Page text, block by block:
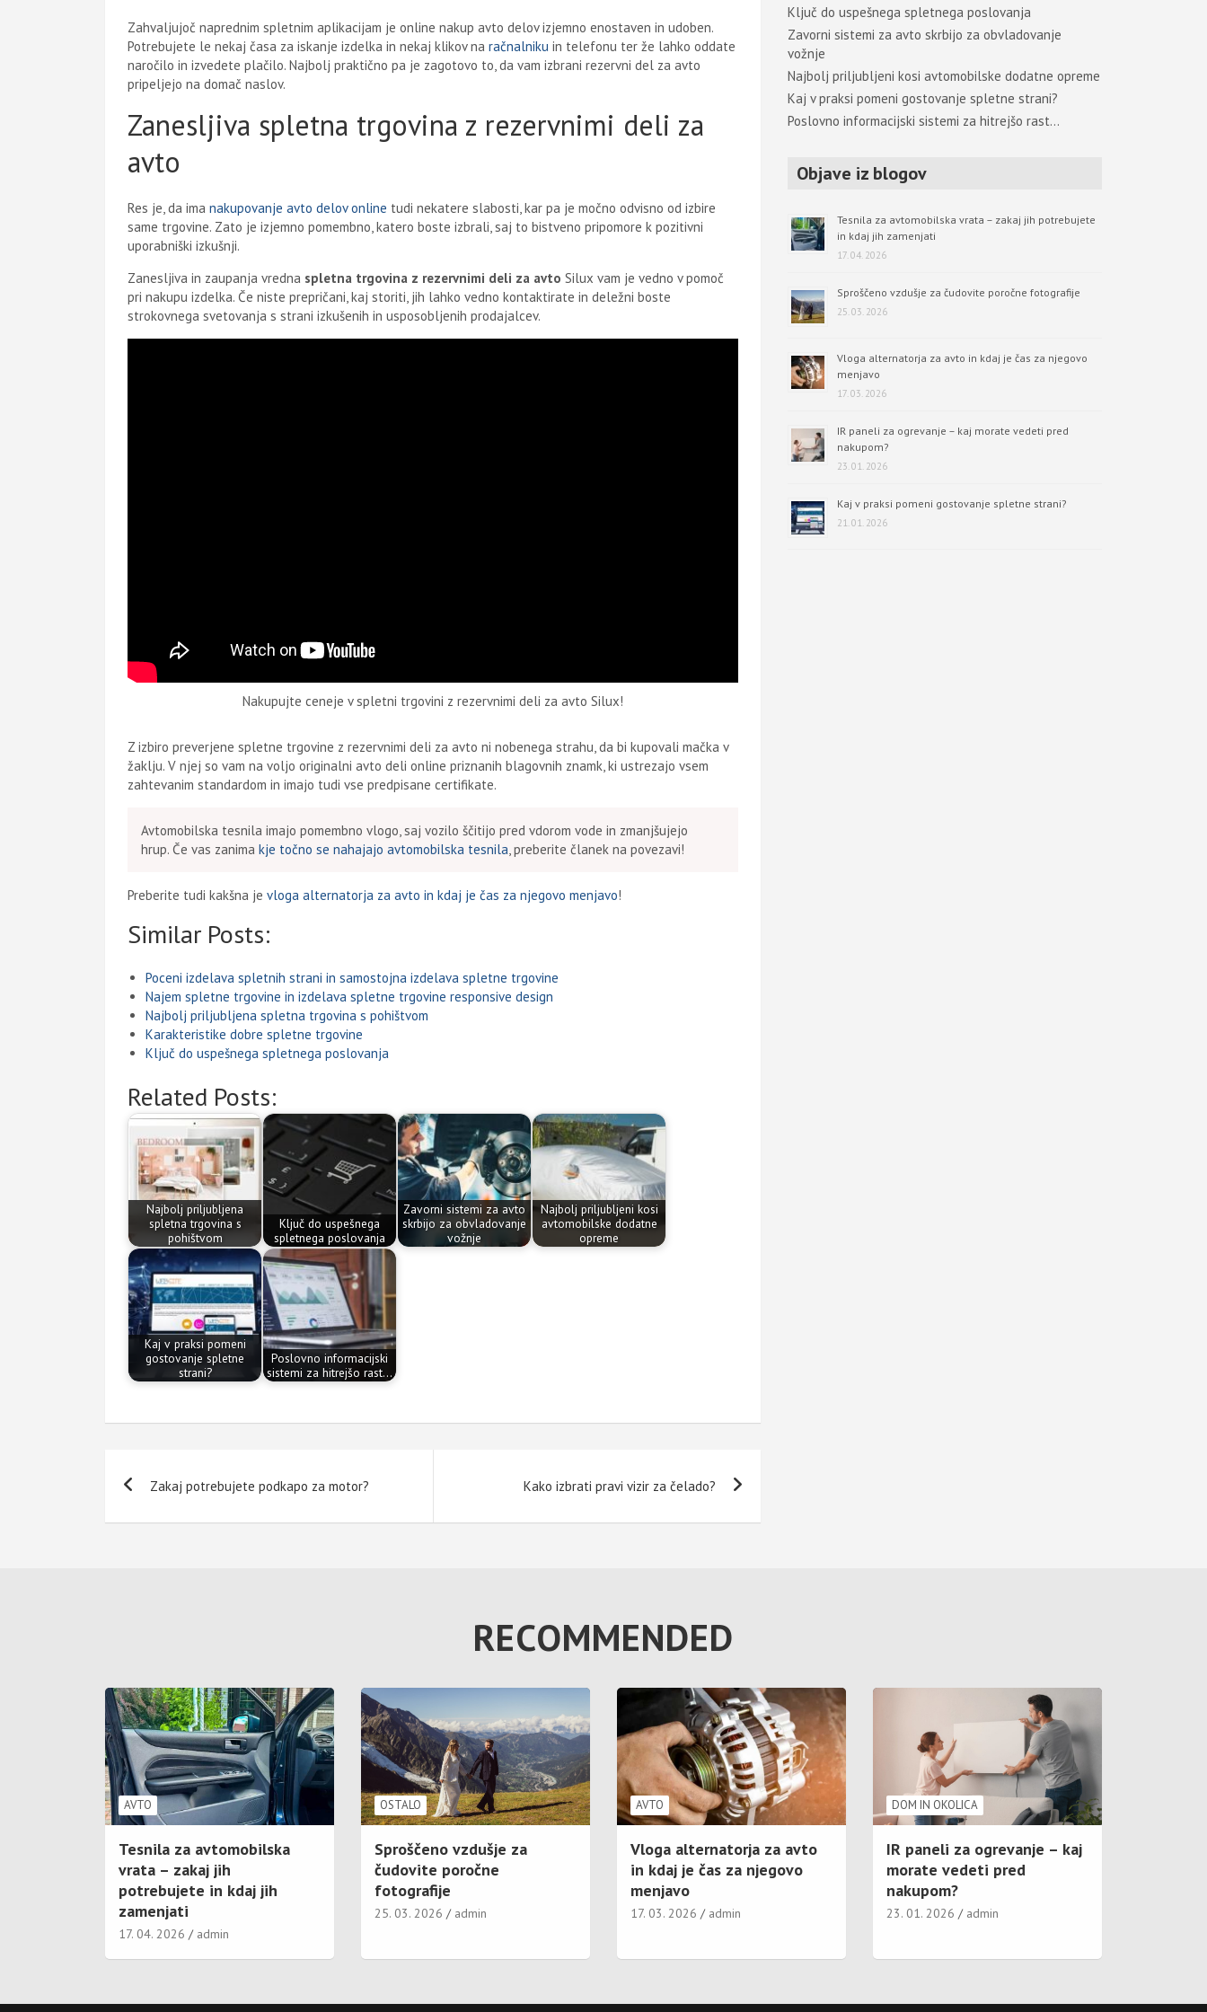
Zahvaljujoč naprednim spletnim aplikacijam je online nakup avto delov izjemno enostaven in udoben.
Potrebujete le nekaj časa za iskanje izdelka in nekaj klikov na račnalniku in telefonu ter že lahko oddate
naročilo in izvedete plačilo. Najbolj praktično pa je zagotovo to, da vam izbrani rezervni del za avto
pripeljejo na domač naslov.
Zanesljiva spletna trgovina z rezervnimi deli za
avto
Res je, da ima nakupovanje avto delov online tudi nekatere slabosti, kar pa je močno odvisno od izbire
same trgovine. Zato je izjemno pomembno, katero boste izbrali, saj to bistveno pripomore k pozitivni
uporabniški izkušnji.
Zanesljiva in zaupanja vredna spletna trgovina z rezervnimi deli za avto Silux vam je vedno v pomoč
pri nakupu izdelka. Če niste prepričani, kaj storiti, jih lahko vedno kontaktirate in deležni boste
strokovnega svetovanja s strani izkušenih in usposobljenih prodajalcev.
Nakupujte ceneje v spletni trgovini z rezervnimi deli za avto Silux!
Z izbiro preverjene spletne trgovine z rezervnimi deli za avto ni nobenega strahu, da bi kupovali mačka v
žaklju. V njej so vam na voljo originalni avto deli online priznanih blagovnih znamk, ki ustrezajo vsem
zahtevanim standardom in imajo tudi vse predpisane certifikate.
Avtomobilska tesnila imajo pomembno vlogo, saj vozilo ščitijo pred vdorom vode in zmanjšujejo
hrup. Če vas zanima kje točno se nahajajo avtomobilska tesnila , preberite članek na povezavi!
Preberite tudi kakšna je vloga alternatorja za avto in kdaj je čas za njegovo menjavo!
Similar Posts:
Poceni izdelava spletnih strani in samostojna izdelava spletne trgovine
Najem spletne trgovine in izdelava spletne trgovine responsive design
Najbolj priljubljena spletna trgovina s pohištvom
Karakteristike dobre spletne trgovine
Ključ do uspešnega spletnega poslovanja
Related Posts:
Najbolj priljubljena
spletna trgovina s
pohištvom
Ključ do uspešnega
spletnega poslovanja
Zavorni sistemi za avto
skrbijo za obvladovanje
vožnje
Najbolj priljubljeni kosi
avtomobilske dodatne
opreme
Kaj v praksi pomeni
gostovanje spletne
strani?
Poslovno informacijski
sistemi za hitrejšo rast…
prispevka
Zakaj potrebujete podkapo za motor? Kako izbrati pravi vizir za čelado?
Ključ do uspešnega spletnega poslovanja
Zavorni sistemi za avto skrbijo za obvladovanje
vožnje
Najbolj priljubljeni kosi avtomobilske dodatne opreme
Kaj v praksi pomeni gostovanje spletne strani?
Poslovno informacijski sistemi za hitrejšo rast…
Objave iz blogov
Tesnila za avtomobilska vrata – zakaj jih potrebujete
in kdaj jih zamenjati
17. 04. 2026
Sproščeno vzdušje za čudovite poročne fotografije
25. 03. 2026
Vloga alternatorja za avto in kdaj je čas za njegovo
menjavo
17. 03. 2026
IR paneli za ogrevanje – kaj morate vedeti pred
nakupom?
23. 01. 2026
Kaj v praksi pomeni gostovanje spletne strani?
21. 01. 2026
RECOMMENDED
AVTO
Tesnila za avtomobilska
vrata – zakaj jih
potrebujete in kdaj jih
zamenjati
17. 04. 2026 admin
OSTALO
Sproščeno vzdušje za
čudovite poročne
fotografije
25. 03. 2026 admin
AVTO
Vloga alternatorja za avto
in kdaj je čas za njegovo
menjavo
17. 03. 2026 admin
DOM IN OKOLICA
IR paneli za ogrevanje – kaj
morate vedeti pred
nakupom?
23. 01. 2026 admin